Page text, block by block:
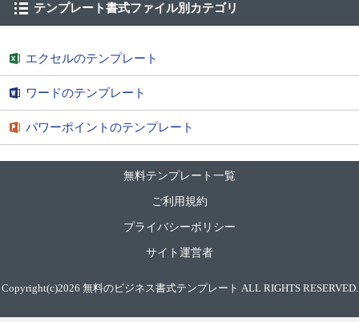
テンプレート書式ファイル別カテゴリ
エクセルのテンプレート
ワードのテンプレート
パワーポイントのテンプレート
無料テンプレート一覧
ご利用規約
プライバシーポリシー
サイト運営者
Copyright(c)2026 無料のビジネス書式テンプレート ALL RIGHTS RESERVED.